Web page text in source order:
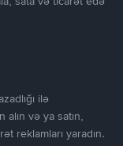
ilə
və ya satın,
reklamları yaradın.